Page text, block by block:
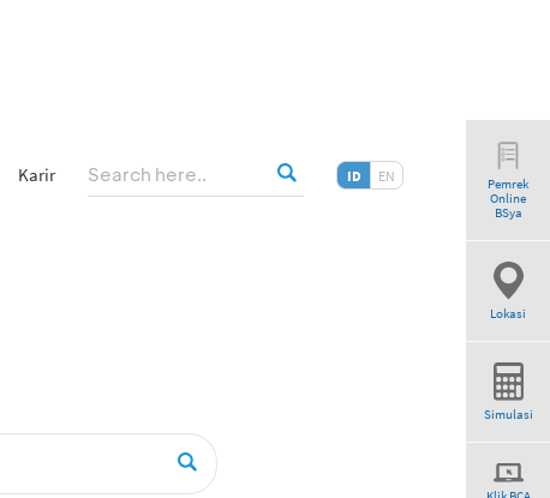
Karir ID EN
Pemrek
Online
BSya
Lokasi
Simulasi